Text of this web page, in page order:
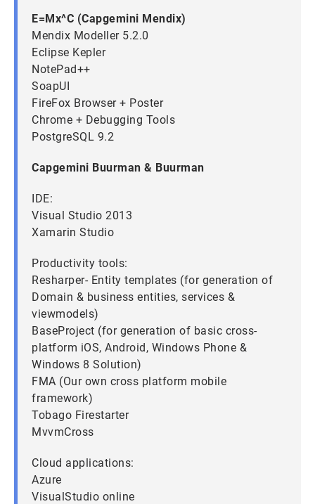
E=Mx^C (Capgemini Mendix)
Mendix Modeller 5.2.0
Eclipse Kepler
NotePad++
SoapUI
FireFox Browser + Poster
Chrome + Debugging Tools
PostgreSQL 9.2
Capgemini Buurman & Buurman
IDE:
Visual Studio 2013
Xamarin Studio
Productivity tools:
Resharper- Entity templates (for generation of
Domain & business entities, services &
viewmodels)
BaseProject (for generation of basic cross-
platform iOS, Android, Windows Phone &
Windows 8 Solution)
FMA (Our own cross platform mobile
framework)
Tobago Firestarter
MvvmCross
Cloud applications:
Azure
VisualStudio online